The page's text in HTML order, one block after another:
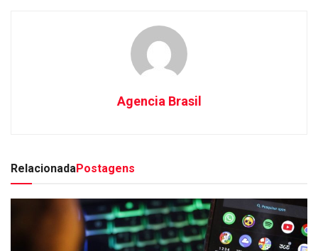
Agencia Brasil
RelacionadaPostagens